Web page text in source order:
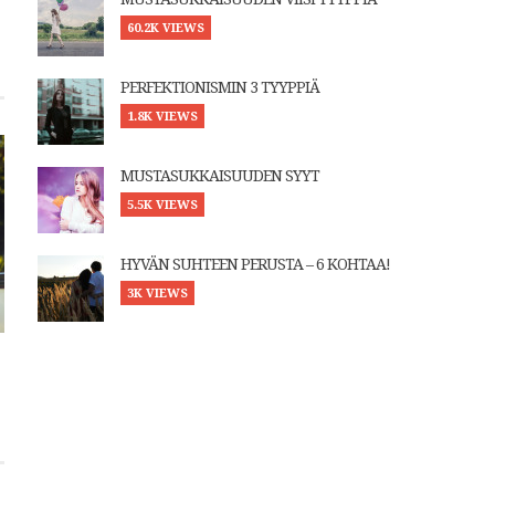
60.2K VIEWS
PERFEKTIONISMIN 3 TYYPPIÄ
1.8K VIEWS
MUSTASUKKAISUUDEN SYYT
5.5K VIEWS
HYVÄN SUHTEEN PERUSTA – 6 KOHTAA!
3K VIEWS